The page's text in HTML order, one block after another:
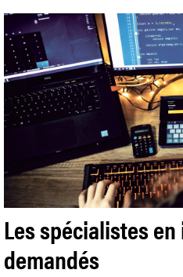
Les spécialistes
demandés